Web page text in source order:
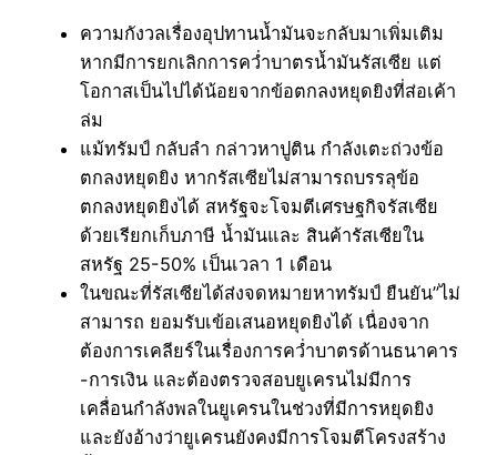
ความกังวลเรื่องอุปทานน้ำมันจะกลับมาเพิ่มเติม
หากมีการยกเลิกการคว่ำบาตรน้ำมันรัสเซีย แต่
โอกาสเป็นไปได้น้อยจากข้อตกลงหยุดยิงที่ส่อเค้า
ล่ม
แม้ทรัมป์ กลับลำ กล่าวหาปูติน กำลังเตะถ่วงข้อ
ตกลงหยุดยิง หากรัสเซียไม่สามารถบรรลุข้อ
ตกลงหยุดยิงได้ สหรัฐจะโจมตีเศรษฐกิจรัสเซีย
ด้วยเรียกเก็บภาษี น้ำมันและ สินค้ารัสเซียใน
สหรัฐ 25-50% เป็นเวลา 1 เดือน
ในขณะที่รัสเซียได้ส่งจดหมายหาทรัมป์ ยืนยัน”ไม่
สามารถ ยอมรับเข้อเสนอหยุดยิงได้ เนื่องจาก
ต้องการเคลียร์ในเรื่องการคว่ำบาตรด้านธนาคาร
-การเงิน และต้องตรวจสอบยูเครนไม่มีการ
เคลื่อนกำลังพลในยูเครนในช่วงที่มีการหยุดยิง
และยังอ้างว่ายูเครนยังคงมีการโจมตีโครงสร้าง